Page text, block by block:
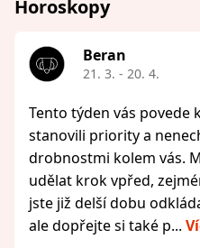
Horoskopy
Beran
21. 3. - 20. 4.
Tento týden vás povede
stanovili priority a
drobnostmi kolem vás.
udělat krok vpřed,
jste již delší dobu
ale dopřejte si také p...